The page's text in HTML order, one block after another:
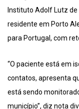
Instituto Adolf Lutz
residente em Porto
para Portugal, com
“O paciente está em
contatos, apresenta
está sendo
município”, diz nota